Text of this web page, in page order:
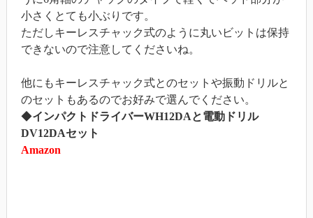
小さくとても小ぶりです。
ただしキーレスチャック式のように丸いビットは保持
できないので注意してくださいね。
他にもキーレスチャック式とのセットや振動ドリルと
のセットもあるのでお好みで選んでください。
◆インパクトドライバーWH12DAと電動ドリル
DV12DAセット
Amazon